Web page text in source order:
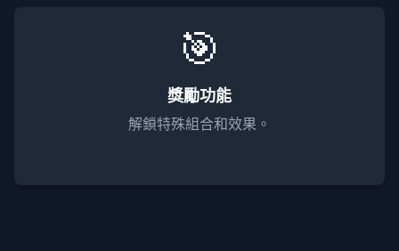
🎯
獎勵功能
解鎖特殊組合和效果。